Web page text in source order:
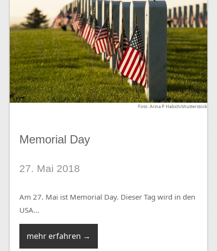
Foto: Arina P Habich/shutterstock
Memorial Day
27. Mai 2018
Am 27. Mai ist Memorial Day. Dieser Tag wird in den
USA...
mehr erfahren →